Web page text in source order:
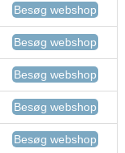
Besøg webshop
Besøg webshop
Besøg webshop
Besøg webshop
Besøg webshop